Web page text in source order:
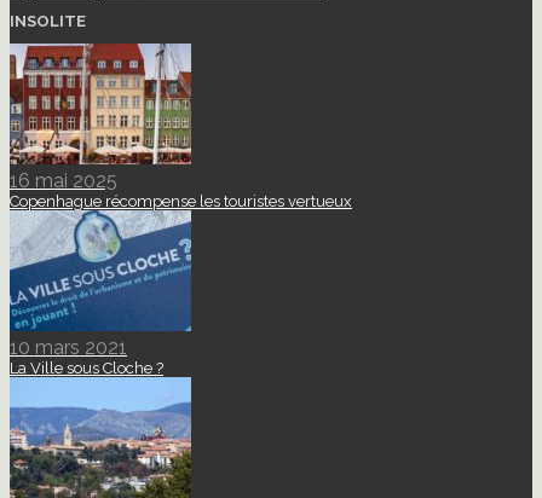
INSOLITE
16 mai 2025
Copenhague récompense les touristes vertueux
10 mars 2021
La Ville sous Cloche ?